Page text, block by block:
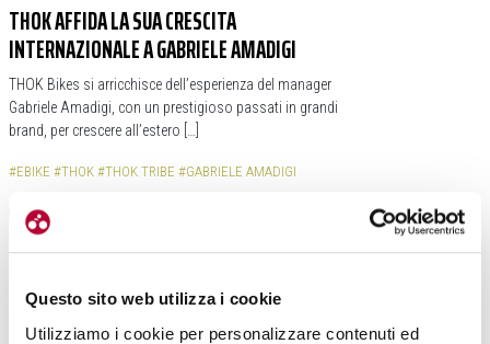
Questo sito web utilizza i cookie
Utilizziamo i cookie per personalizzare contenuti ed
THOK AFFIDA LA SUA CRESCITA
INTERNAZIONALE A GABRIELE AMADIGI
THOK Bikes si arricchisce dell’esperienza del manager
Gabriele Amadigi, con un prestigioso passati in grandi
brand, per crescere all’estero […]
#EBIKE #THOK #THOK TRIBE #GABRIELE AMADIGI